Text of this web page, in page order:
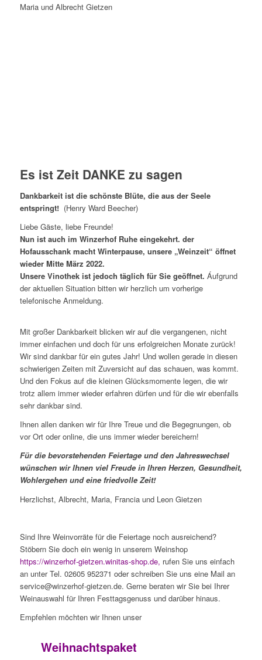
Maria und Albrecht Gietzen
Es ist Zeit DANKE zu sagen
Dankbarkeit ist die schönste Blüte, die aus der Seele
entspringt!(Henry Ward Beecher)
Liebe Gäste, liebe Freunde!
Nun ist auch im Winzerhof Ruhe eingekehrt. der
Hofausschank macht Winterpause, unsere „Weinzeit“ öffnet
wieder Mitte März 2022.
Unsere Vinothek ist jedoch täglich für Sie geöffnet. Áufgrund
der aktuellen Situation bitten wir herzlich um vorherige
telefonische Anmeldung.
Mit großer Dankbarkeit blicken wir auf die vergangenen, nicht
immer einfachen und doch für uns erfolgreichen Monate zurück!
Wir sind dankbar für ein gutes Jahr! Und wollen gerade in diesen
schwierigen Zeiten mit Zuversicht auf das schauen, was kommt.
Und den Fokus auf die kleinen Glücksmomente legen, die wir
trotz allem immer wieder erfahren dürfen und für die wir ebenfalls
sehr dankbar sind.
Ihnen allen danken wir für Ihre Treue und die Begegnungen, ob
vor Ort oder online, die uns immer wieder bereichern!
Für die bevorstehenden Feiertage und den Jahreswechsel
wünschen wir Ihnen viel Freude in Ihren Herzen, Gesundheit,
Wohlergehen und eine friedvolle Zeit!
Herzlichst, Albrecht, Maria, Francia und Leon Gietzen
Sind Ihre Weinvorräte für die Feiertage noch ausreichend?
Stöbern Sie doch ein wenig in unserem Weinshop
https://winzerhof-gietzen.winitas-shop.de, rufen Sie uns einfach
an unter Tel. 02605 952371 oder schreiben Sie uns eine Mail an
service@winzerhof-gietzen.de. Gerne beraten wir Sie bei Ihrer
Weinauswahl für Ihren Festtagsgenuss und darüber hinaus.
Empfehlen möchten wir Ihnen unser
Weihnachtspaket